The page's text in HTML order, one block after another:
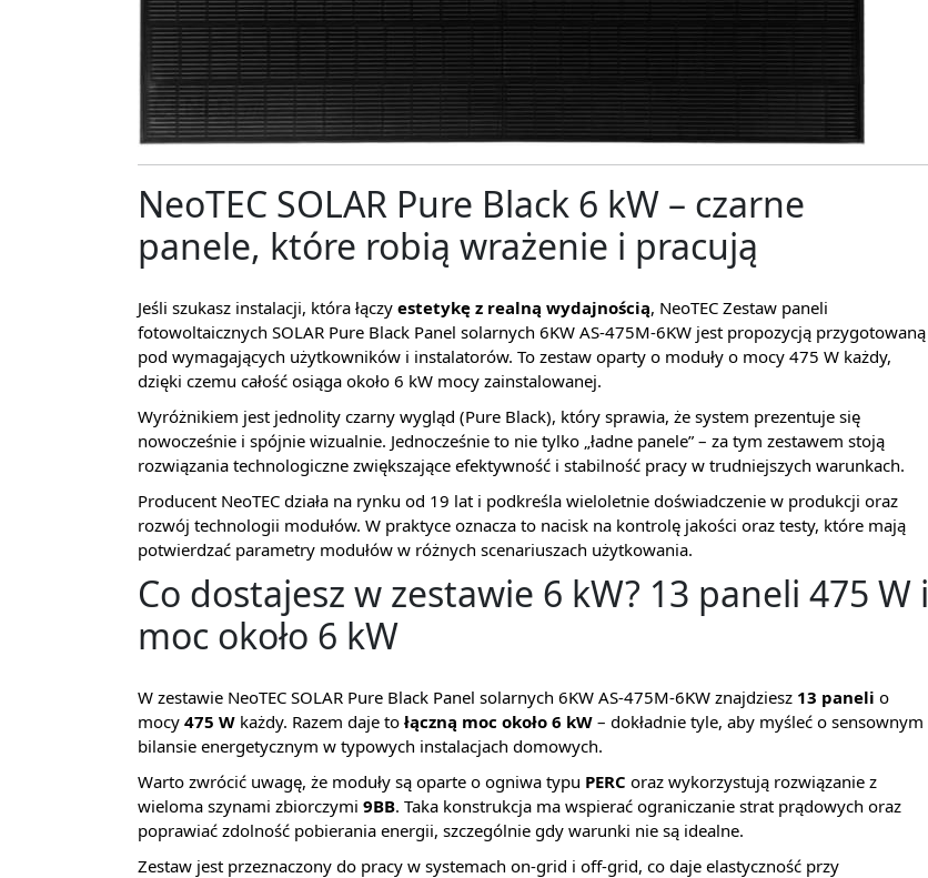
NeoTEC SOLAR Pure Black 6 kW – czarne
panele, które robią wrażenie i pracują
Jeśli szukasz instalacji, która łączy estetykę z realną wydajnością, NeoTEC Zestaw paneli
fotowoltaicznych SOLAR Pure Black Panel solarnych 6KW AS-475M-6KW jest propozycją przygotowaną
pod wymagających użytkowników i instalatorów. To zestaw oparty o moduły o mocy 475 W każdy,
dzięki czemu całość osiąga około 6 kW mocy zainstalowanej.
Wyróżnikiem jest jednolity czarny wygląd (Pure Black), który sprawia, że system prezentuje się
nowocześnie i spójnie wizualnie. Jednocześnie to nie tylko „ładne panele” – za tym zestawem stoją
rozwiązania technologiczne zwiększające efektywność i stabilność pracy w trudniejszych warunkach.
Producent NeoTEC działa na rynku od 19 lat i podkreśla wieloletnie doświadczenie w produkcji oraz
rozwój technologii modułów. W praktyce oznacza to nacisk na kontrolę jakości oraz testy, które mają
potwierdzać parametry modułów w różnych scenariuszach użytkowania.
Co dostajesz w zestawie 6 kW? 13 paneli 475 W i
moc około 6 kW
W zestawie NeoTEC SOLAR Pure Black Panel solarnych 6KW AS-475M-6KW znajdziesz 13 paneli o
mocy 475 W każdy. Razem daje to łączną moc około 6 kW – dokładnie tyle, aby myśleć o sensownym
bilansie energetycznym w typowych instalacjach domowych.
Warto zwrócić uwagę, że moduły są oparte o ogniwa typu PERC oraz wykorzystują rozwiązanie z
wieloma szynami zbiorczymi 9BB. Taka konstrukcja ma wspierać ograniczanie strat prądowych oraz
poprawiać zdolność pobierania energii, szczególnie gdy warunki nie są idealne.
Zestaw jest przeznaczony do pracy w systemach on-grid i off-grid, co daje elastyczność przy